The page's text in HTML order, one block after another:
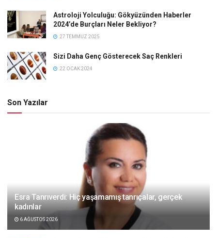
Astroloji Yolculuğu: Gökyüzünden Haberler
2024’de Burçları Neler Bekliyor?
27 TEMMUZ 2025
Sizi Daha Genç Gösterecek Saç Renkleri
22 OCAK 2024
Son Yazılar
Esra Tanrıverdi: Hiç yaşamamış tanrıçalar, gerçek
kadınlar
6 AĞUSTOS 2026